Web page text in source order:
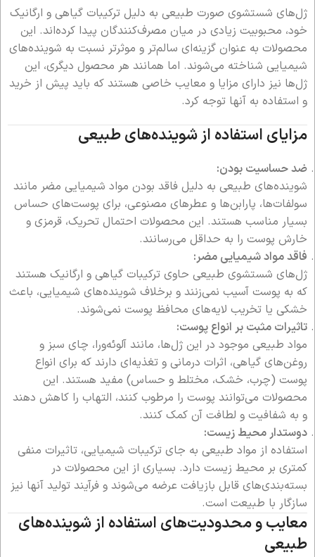
ژل‌های شستشوی صورت طبیعی به دلیل ترکیبات گیاهی و ارگانیک
خود، محبوبیت زیادی در میان مصرف‌کنندگان پیدا کرده‌اند. این
محصولات به عنوان گزینه‌ای سالم‌تر و موثرتر نسبت به شوینده‌های
شیمیایی شناخته می‌شوند. اما همانند هر محصول دیگری، این
ژل‌ها نیز دارای مزایا و معایب خاصی هستند که باید پیش از خرید
و استفاده به آنها توجه کرد.
مزایای استفاده از شوینده‌های طبیعی
ضد حساسیت بودن:
شوینده‌های طبیعی به دلیل فاقد بودن مواد شیمیایی مضر مانند
سولفات‌ها، پارابن‌ها و عطرهای مصنوعی، برای پوست‌های حساس
بسیار مناسب هستند. این محصولات احتمال تحریک، قرمزی و
خارش پوست را به حداقل می‌رسانند.
فاقد مواد شیمیایی مضر:
ژل‌های شستشوی طبیعی حاوی ترکیبات گیاهی و ارگانیک هستند
که به پوست آسیب نمی‌زنند و برخلاف شوینده‌های شیمیایی، باعث
خشکی یا تخریب لایه‌های محافظ پوست نمی‌شوند.
تاثیرات مثبت بر انواع پوست:
مواد طبیعی موجود در این ژل‌ها، مانند آلوئه‌ورا، چای سبز و
روغن‌های گیاهی، اثرات درمانی و تغذیه‌ای دارند که برای انواع
پوست (چرب، خشک، مختلط و حساس) مفید هستند. این
محصولات می‌توانند پوست را مرطوب کنند، التهاب را کاهش دهند
و به شفافیت و لطافت آن کمک کنند.
دوستدار محیط زیست:
استفاده از مواد طبیعی به جای ترکیبات شیمیایی، تاثیرات منفی
کمتری بر محیط زیست دارد. بسیاری از این محصولات در
بسته‌بندی‌های قابل بازیافت عرضه می‌شوند و فرآیند تولید آنها نیز
سازگار با طبیعت است.
معایب و محدودیت‌های استفاده از شوینده‌های
طبیعی